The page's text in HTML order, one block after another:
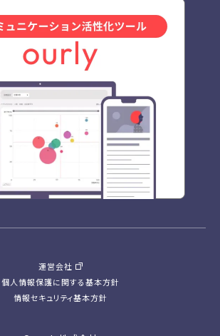
運営会社
個人情報保護に関する基本方針
情報セキュリティ基本方針